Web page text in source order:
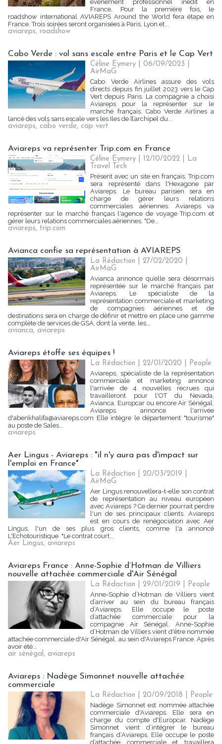
événement professionnel inédit en
France. Pour la première fois, le
roadshow international AVIAREPS Around the World fera étape en
France. Trois soirées seront organisées à Paris, Lyon et...
aviareps, roadshow
Cabo Verde : vol sans escale entre Paris et le Cap Vert
Céline Eymery | 06/09/2023
AirMaG
Cabo Verde Airlines assure des vols
directs depuis fin juillet 2023 vers le Cap
Vert depuis Paris. La compagnie a choisi
Aviareps pour la représenter sur le
marché français. Cabo Verde Airlines a
lancé des vols sans escale vers les Iles de [l’archipel du...
aviareps, cabo verde, cap vert
Aviareps va représenter Trip.com en France
Céline Eymery | 12/10/2022
La
Travel Tech
Présent avec un site en français, Trip.com
sera représenté dans l'Hexagone par
Aviareps. Le bureau parisien sera en
charge de gérer leurs relations
commerciales aériennes. Aviareps va
représenter sur le marché français l'agence de voyage Trip.com et
gérer leurs relations commerciales aériennes. "De...
aviareps, trip.com
Avianca confie sa représentation à AVIAREPS
La Rédaction | 27/02/2020
AirMaG
Avianca annonce qu’elle sera désormais
représentée sur le marché français par
Aviareps. Le spécialiste de la
représentation commerciale et marketing
de compagnies aériennes et de
destinations sera en charge de définir et mettre en place une gamme
complète de services de GSA, dont la vente, les...
avianca, aviareps
Aviareps étoffe ses équipes !
La Rédaction | 22/01/2020
People
Aviareps, spécialiste de la représentation
commerciale et marketing annonce
l'arrivée de 4 nouvelles recrues qui
travailleront pour l'OT du Nevada,
Avianca, Europcar ou encore Air Sénégal.
Aviareps annonce l'arrivée
d'abenkhalifa@aviareps.com Elle intègre le département "tourisme"
au poste de Sales...
aviareps
Aer Lingus - Aviareps : "il n'y aura pas d'impact sur
l'emploi en France"
La Rédaction | 20/03/2019
AirMaG
Aer Lingus renouvellera-t-elle son contrat
de représentation au niveau européen
avec Aviareps ? Ce dernier pourrait perdre
l'un de ses principaux clients. Aviareps
est en cours de renégociation avec Aer
Lingus, l'un de ses plus gros clients, comme l'a annoncé
L'Echotouristique. "Le contrat court...
Aer Lingus, aviareps
Aviareps France : Anne-Sophie d’Hotman de Villiers
nouvelle attachée commerciale d'Air Sénégal
La Rédaction | 29/01/2019
People
Anne-Sophie d’Hotman de Villiers vient
d’arriver au sein du bureau français
d’Aviareps. Elle occupe le poste
d’attachée commerciale pour la
compagnie Air Sénégal. Anne-Sophie
d’Hotman de Villiers vient d'être nommée
attachée commerciale d'Air Sénégal, au sein d'Aviareps France. Après
avoir été...
air sénégal, aviareps
Aviareps : Nadège Simonnet nouvelle attachée
commerciale
La Rédaction | 20/09/2018
People
Nadège Simonnet est nommée attachée
commerciale d'Aviareps. Elle sera en
charge du compte d'Europcar. Nadège
Simonnet vient d’intégrer le bureau
français d’Aviareps. Elle occupe le poste
d’attachée commerciale et travaillera